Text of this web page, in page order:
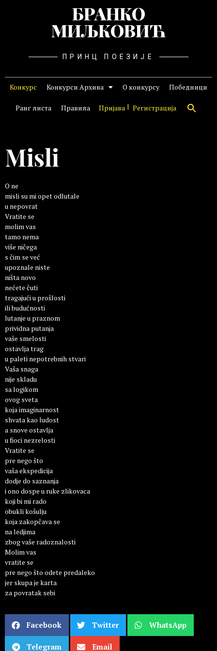
БРАНКО
МИЉКОВИЋ
ПРИНЦ ПОЕЗИЈЕ
Конкурс Конкурси Архива О конкурсу Победници
Ранг листа Правила Пријава Регистрација
Misli
O ne
misli su mi opet odlutale
u nepovrat
Vratite se
molim vas
tamo nema
više ničega
s čim se već
upoznale niste
ništa novo
nećete čuti
tragajući u prošlosti
ili budućnosti
lutanje u praznom
prividna putanja
vaše smelosti
ostavlja trag
u paleti nepotrebnih stvari
Vaša snaga
nije skladu
sa logikom
ovog sveta
koja imaginarnost
shvata kao ludost
a snove ostavlja
u fioci nezrelosti
Vratite se
pre nego što
vaša ekspedicija
dodje do saznanja
i ono dospe u ruke zlikovaca
koji bi mi rado
obukli košulju
koja zakopčava se
na ledjima
zbog vaše radoznalosti
Molim vas
vratite se
pre nego što odete predaleko
jer skupa je karta
za povratak sebi
Facebook Twitter WhatsApp
Telegram Email